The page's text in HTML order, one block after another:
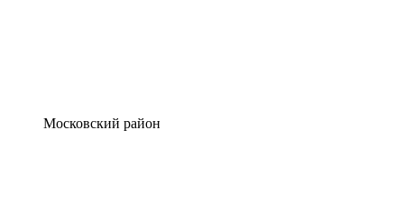
Московский район